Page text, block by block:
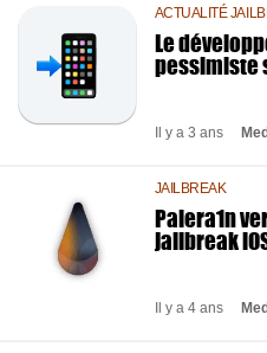
ACTUALITÉ
Le
pessimiste
Il y a 3 ans
JAILBREAK
Palera1n
jailbreak
Il y a 4 ans